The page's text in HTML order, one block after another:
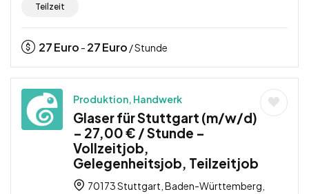
Teilzeit
27Euro - 27Euro / Stunde
Produktion, Handwerk
Glaser für Stuttgart (m/w/d)
– 27,00 € / Stunde –
Vollzeitjob,
Gelegenheitsjob, Teilzeitjob
70173 Stuttgart, Baden-Württemberg,